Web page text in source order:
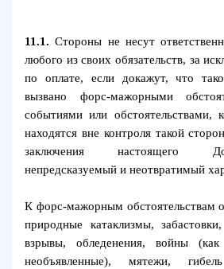
11.1.Стороны не несут
любого из своих обязательств, за
по оплате, если докажут, что
вызвано форс-мажорными
событиями или обстоятельствами,
находятся вне контроля такой
заключения настоящего
непредсказуемый и неотвратимый
К форс-мажорным обстоятельствам
природные катаклизмы,
взрывы, обледенения, войны
необъявленные), мятежи,